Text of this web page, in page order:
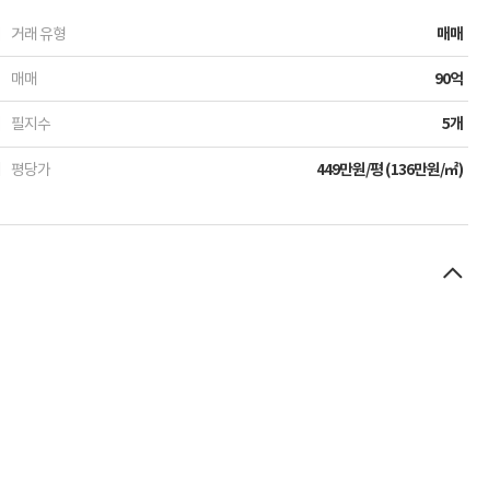
거래 유형 매매
매매 90억
필지수 5개
평당가 449만원/평 (136만원/㎡)